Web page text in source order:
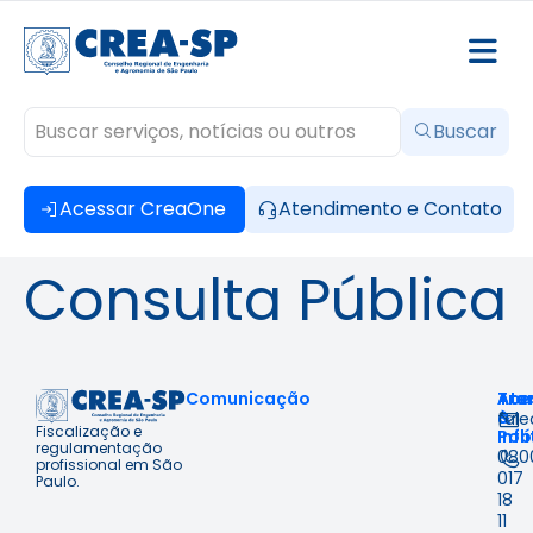
Acessar CreaOne Atendimento e Contato
Buscar
Consulta Pública
Fiscalização e
regulamentação
profissional em São
Paulo.
Comunicação
à
&
017
18
11